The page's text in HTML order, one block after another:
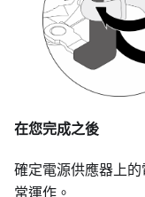
在您完成之後
確定電源供應器上
常運作。